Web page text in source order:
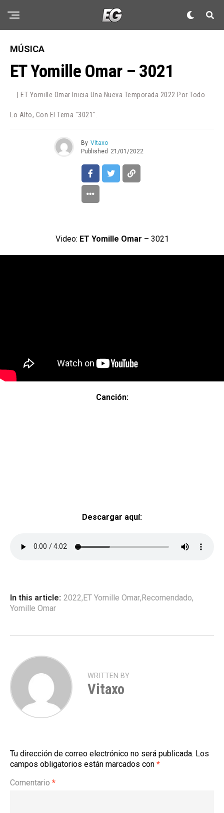
MÚSICA
ET Yomille Omar – 3021
| ET Yomille Omar Inicia Una Nueva Temporada 2022 Por Todo
Lo Alto, Con El Tema "3021".
By Vitaxo
Published 21/01/2022
Video: ET Yomille Omar – 3021
Canción:
Descargar aquí:
In this article: 2022,ET Yomille Omar,Recomendado,
Yomille Omar
WRITTEN BY
Vitaxo
Tu dirección de correo electrónico no será publicada. Los
campos obligatorios están marcados con *
Comentario *